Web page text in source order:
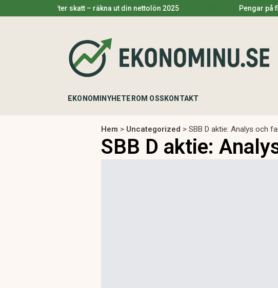
Lön efter skatt – räkna ut din nettolön 2025 Pengar på fickan
EKONOMINYHETEROM OSS KONTAKT
Hem > Uncategorized > SBB D aktie: Analys och
SBB D aktie: